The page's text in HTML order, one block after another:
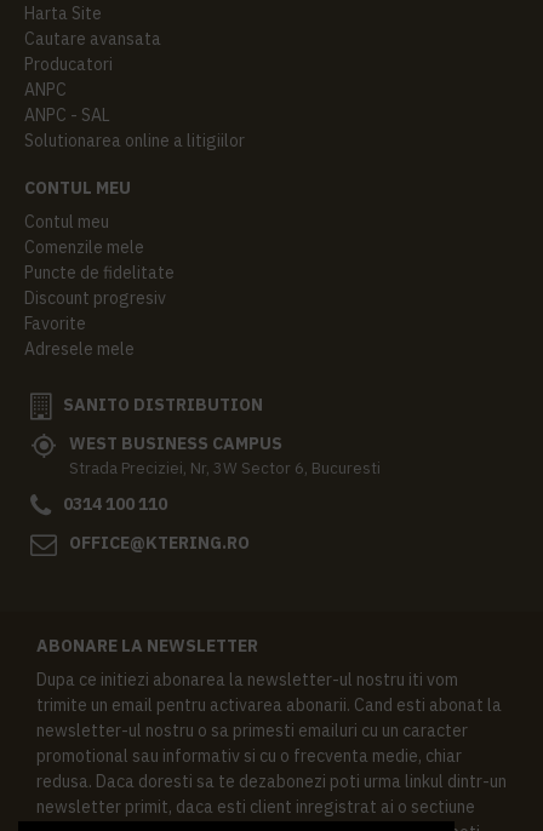
Harta Site
Cautare avansata
Producatori
ANPC
ANPC - SAL
Solutionarea online a litigiilor
CONTUL MEU
Contul meu
Comenzile mele
Puncte de fidelitate
Discount progresiv
Favorite
Adresele mele
SANITO DISTRIBUTION
WEST BUSINESS CAMPUS
Strada Preciziei, Nr, 3W Sector 6, Bucuresti
0314 100 110
OFFICE@KTERING.RO
ABONARE LA NEWSLETTER
Dupa ce initiezi abonarea la newsletter-ul nostru iti vom
trimite un email pentru activarea abonarii. Cand esti abonat la
newsletter-ul nostru o sa primesti emailuri cu un caracter
promotional sau informativ si cu o frecventa medie, chiar
redusa. Daca doresti sa te dezabonezi poti urma linkul dintr-un
newsletter primit, daca esti client inregistrat ai o sectiune